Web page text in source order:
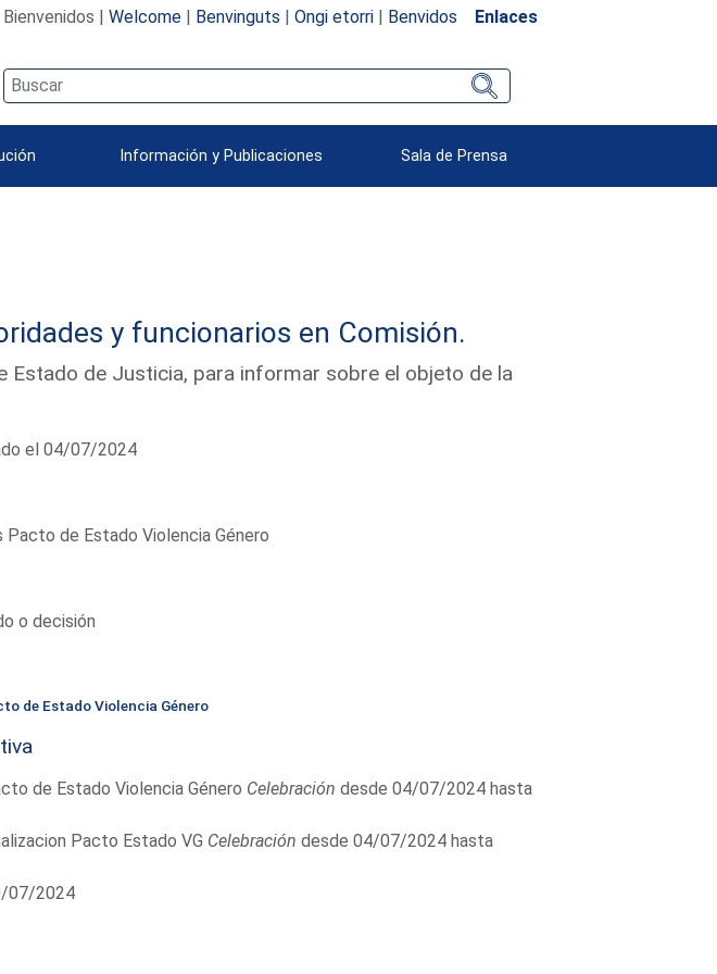
Bienvenidos | Welcome| Benvinguts | Ongi etorri| Benvidos Enlaces
Información y Publicaciones Sala de Prensa
y funcionarios en Comisión.
Estado de Justicia, para informar sobre el objeto de la
el 04/07/2024
de Estado Violencia Género
o decisión
de Estado Violencia Género
de Estado Violencia Género Celebración desde 04/07/2024 hasta
Pacto Estado VG Celebración desde 04/07/2024 hasta
07/2024